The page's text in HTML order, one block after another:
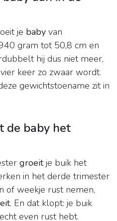
je baby van
gram tot 50,8 cm en
hij dus niet meer,
keer zo zwaar wordt.
gewichtstoename zit in
de baby het
groeitje buik het
in het derde trimester
of weekje rust nemen,
. En dat klopt: je buik
even rust hebt.